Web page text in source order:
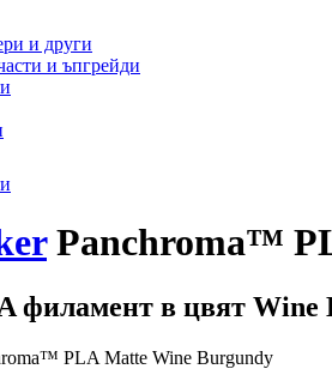
и други
и ъпгрейди
Panchroma™
филамент в цвят Wine
PLA Matte Wine Burgundy